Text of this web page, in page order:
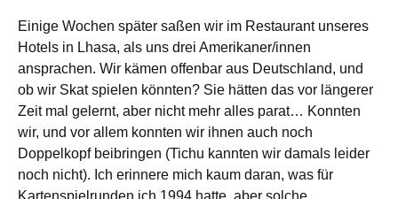
Einige Wochen später saßen wir im Restaurant unseres
Hotels in Lhasa, als uns drei Amerikaner/innen
ansprachen. Wir kämen offenbar aus Deutschland, und
ob wir Skat spielen könnten? Sie hätten das vor längerer
Zeit mal gelernt, aber nicht mehr alles parat… Konnten
wir, und vor allem konnten wir ihnen auch noch
Doppelkopf beibringen (Tichu kannten wir damals leider
noch nicht). Ich erinnere mich kaum daran, was für
Kartenspielrunden ich 1994 hatte, aber solche